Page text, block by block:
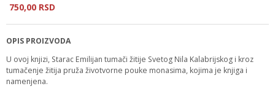
750,00 RSD
OPIS PROIZVODA
U ovoj knjizi, Starac Emilijan tumači žitije Svetog Nila Kalabrijskog i kroz
tumačenje žitija pruža životvorne pouke monasima, kojima je knjiga i
namenjena.